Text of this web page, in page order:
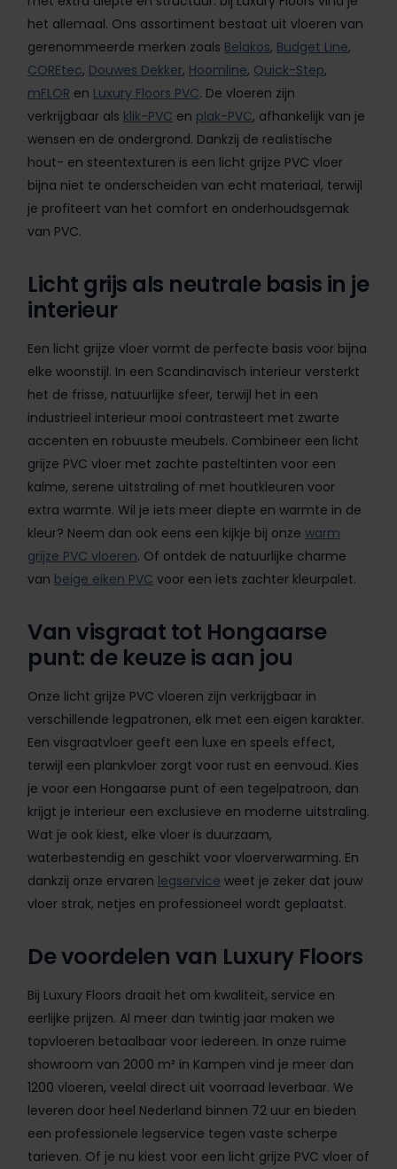
het allemaal. Ons assortiment bestaat uit vloeren van
gerenommeerde merken zoals Belakos, Budget Line,
COREtec, Douwes Dekker, Hoomline, Quick-Step,
mFLOR en Luxury Floors PVC. De vloeren zijn
verkrijgbaar als klik-PVC en plak-PVC, afhankelijk van je
wensen en de ondergrond. Dankzij de realistische
hout- en steentexturen is een licht grijze PVC vloer
bijna niet te onderscheiden van echt materiaal, terwijl
je profiteert van het comfort en onderhoudsgemak
van PVC.
Licht grijs als neutrale basis in je
interieur
Een licht grijze vloer vormt de perfecte basis voor bijna
elke woonstijl. In een Scandinavisch interieur versterkt
het de frisse, natuurlijke sfeer, terwijl het in een
industrieel interieur mooi contrasteert met zwarte
accenten en robuuste meubels. Combineer een licht
grijze PVC vloer met zachte pasteltinten voor een
kalme, serene uitstraling of met houtkleuren voor
extra warmte. Wil je iets meer diepte en warmte in de
kleur? Neem dan ook eens een kijkje bij onze warm
grijze PVC vloeren. Of ontdek de natuurlijke charme
van beige eiken PVC voor een iets zachter kleurpalet.
Van visgraat tot Hongaarse
punt: de keuze is aan jou
Onze licht grijze PVC vloeren zijn verkrijgbaar in
verschillende legpatronen, elk met een eigen karakter.
Een visgraatvloer geeft een luxe en speels effect,
terwijl een plankvloer zorgt voor rust en eenvoud. Kies
je voor een Hongaarse punt of een tegelpatroon, dan
krijgt je interieur een exclusieve en moderne uitstraling.
Wat je ook kiest, elke vloer is duurzaam,
waterbestendig en geschikt voor vloerverwarming. En
dankzij onze ervaren legservice weet je zeker dat jouw
vloer strak, netjes en professioneel wordt geplaatst.
De voordelen van Luxury Floors
Bij Luxury Floors draait het om kwaliteit, service en
eerlijke prijzen. Al meer dan twintig jaar maken we
topvloeren betaalbaar voor iedereen. In onze ruime
showroom van 2000 m² in Kampen vind je meer dan
1200 vloeren, veelal direct uit voorraad leverbaar. We
leveren door heel Nederland binnen 72 uur en bieden
een professionele legservice tegen vaste scherpe
tarieven. Of je nu kiest voor een licht grijze PVC vloer of